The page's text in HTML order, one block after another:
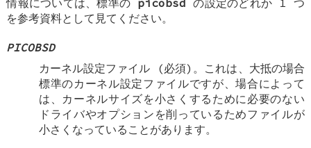
情報については、標準の picobsd の設定のどれか 1 つ
を参考資料として見てください。
PICOBSD
カーネル設定ファイル (必須)。これは、大抵の場合
標準のカーネル設定ファイルですが、場合によって
は、カーネルサイズを小さくするために必要のない
ドライバやオプションを削っているためファイルが
小さくなっていることがあります。